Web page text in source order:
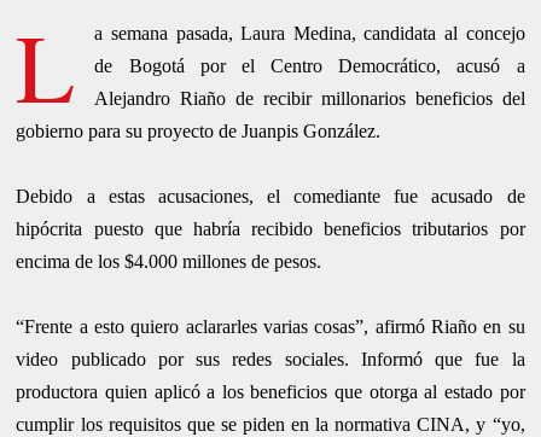
L
a semana pasada, Laura Medina, candidata al concejo
de Bogotá por el Centro Democrático, acusó a
Alejandro Riaño de recibir millonarios beneficios del
gobierno para su proyecto de Juanpis González.
Debido a estas acusaciones, el comediante fue acusado de
hipócrita puesto que habría recibido beneficios tributarios por
encima de los $4.000 millones de pesos.
“Frente a esto quiero aclararles varias cosas”, afirmó Riaño en su
video publicado por sus redes sociales. Informó que fue la
productora quien aplicó a los beneficios que otorga al estado por
cumplir los requisitos que se piden en la normativa CINA, y “yo,